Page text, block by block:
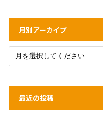
月別アーカイブ
最近の投稿